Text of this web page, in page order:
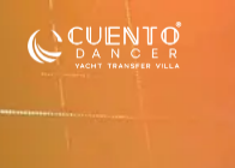
İçeriğe
atla